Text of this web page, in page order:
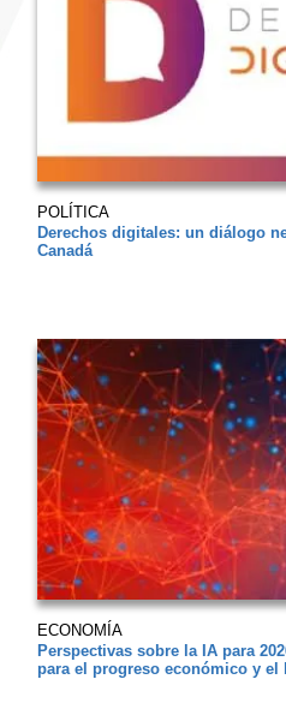
POLÍTICA
Derechos digitales: un diálogo
Canadá
ECONOMÍA
Perspectivas sobre la IA para
para el progreso económico y el